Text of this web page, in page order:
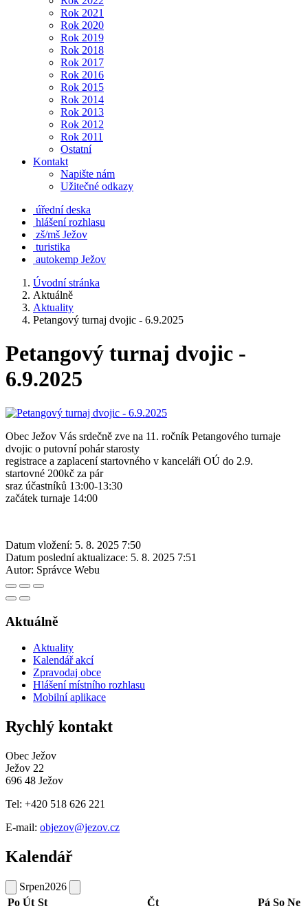
Rok 2021
Rok 2020
Rok 2019
Rok 2018
Rok 2017
Rok 2016
Rok 2015
Rok 2014
Rok 2013
Rok 2012
Rok 2011
Ostatní
Kontakt
Napište nám
Užitečné odkazy
úřední deska
hlášení rozhlasu
zš/mš Ježov
turistika
autokemp Ježov
Úvodní stránka
Aktuálně
Aktuality
Petangový turnaj dvojic - 6.9.2025
Petangový turnaj dvojic -
6.9.2025
Obec Ježov Vás srdečně zve na 11. ročník Petangového turnaje
dvojic o putovní pohár starosty
registrace a zaplacení startovného v kanceláři OÚ do 2.9.
startovné 200kč za pár
sraz účastníků 13:00-13:30
začátek turnaje 14:00
Datum vložení: 5. 8. 2025 7:50
Datum poslední aktualizace: 5. 8. 2025 7:51
Autor: Správce Webu
Aktuálně
Aktuality
Kalendář akcí
Zpravodaj obce
Hlášení místního rozhlasu
Mobilní aplikace
Rychlý kontakt
Obec Ježov
Ježov 22
696 48 Ježov
Tel: +420 518 626 221
E-mail: objezov@jezov.cz
Kalendář
Srpen2026
Po Út St Čt Pá So Ne